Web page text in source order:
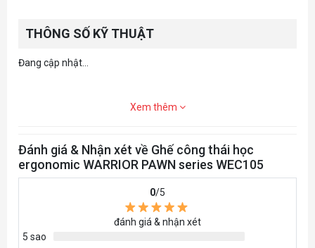
THÔNG SỐ KỸ THUẬT
Đang cập nhật...
Xem thêm
Đánh giá & Nhận xét về Ghế công thái học
ergonomic WARRIOR PAWN series WEC105
0/5
đánh giá & nhận xét
5 sao